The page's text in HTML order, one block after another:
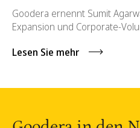
Goodera ernennt Sumit
Expansion und Corporate-
Lesen Sie mehr